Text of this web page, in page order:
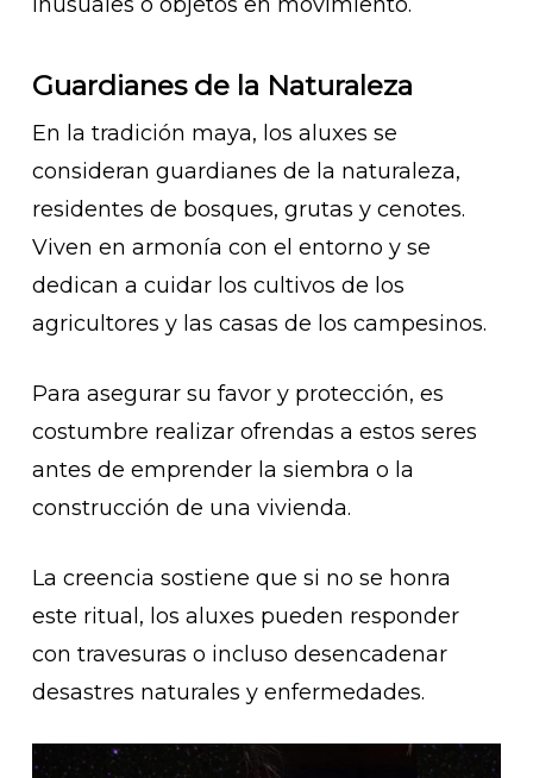
inusuales o objetos en movimiento.
Guardianes de la Naturaleza
En la tradición maya, los aluxes se
consideran guardianes de la naturaleza,
residentes de bosques, grutas y cenotes.
Viven en armonía con el entorno y se
dedican a cuidar los cultivos de los
agricultores y las casas de los campesinos.
Para asegurar su favor y protección, es
costumbre realizar ofrendas a estos seres
antes de emprender la siembra o la
construcción de una vivienda.
La creencia sostiene que si no se honra
este ritual, los aluxes pueden responder
con travesuras o incluso desencadenar
desastres naturales y enfermedades.